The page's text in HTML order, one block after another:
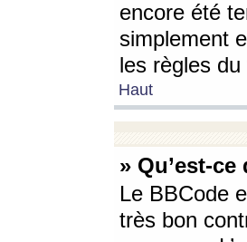
encore été
simplement
les règles du
Haut
» Qu’est-
Le BBCode
très bon